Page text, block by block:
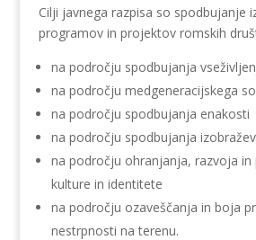
Cilji javnega razpisa so spodbujanje
programov in projektov romskih
na področju spodbujanja
na področju medgeneracijskega
na področju spodbujanja enakosti
na področju spodbujanja
na področju ohranjanja, razvoja
kulture in identitete
na področju ozaveščanja in boja
nestrpnosti na terenu.